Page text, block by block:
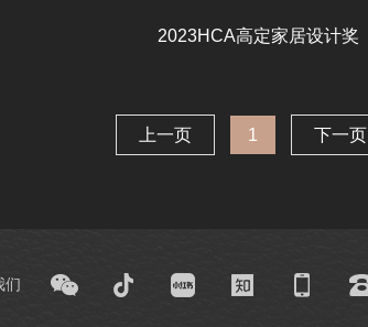
2023HCA高定家居设计奖
上一页 1 下一页
们